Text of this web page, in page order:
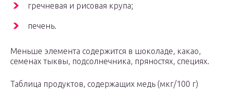
гречневая и рисовая крупа;
печень.
Меньше элемента содержится в шоколаде, какао,
семенах тыквы, подсолнечника, пряностях, специях.
Таблица продуктов, содержащих медь (мкг/100 г)